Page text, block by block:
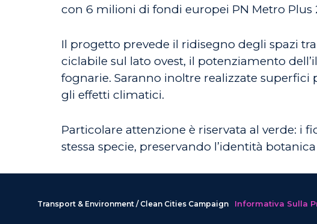
con 6 milioni di fondi europei PN Metro Plus
Il progetto prevede il ridisegno degli spazi
ciclabile sul lato ovest, il potenziamento
fognarie. Saranno inoltre realizzate
gli effetti climatici.
Particolare attenzione è riservata al verde: i
stessa specie, preservando l’identità
Transport & Environment / Clean Cities Campaign Informativa Sulla